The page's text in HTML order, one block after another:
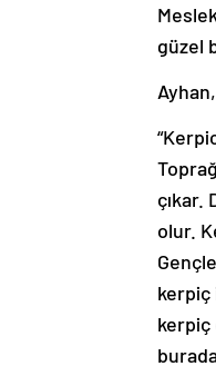
güzel
çıkar.
olur.
kerpiç
kerpiç